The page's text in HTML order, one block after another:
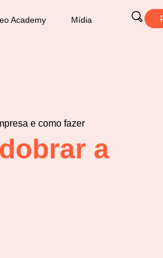
Academy Mídia
a